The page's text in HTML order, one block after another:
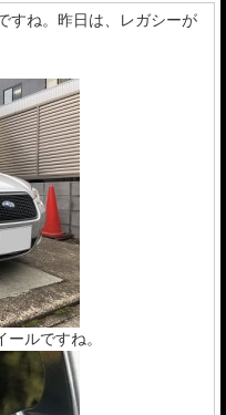
すね。昨日は、レガシーが
ルですね。